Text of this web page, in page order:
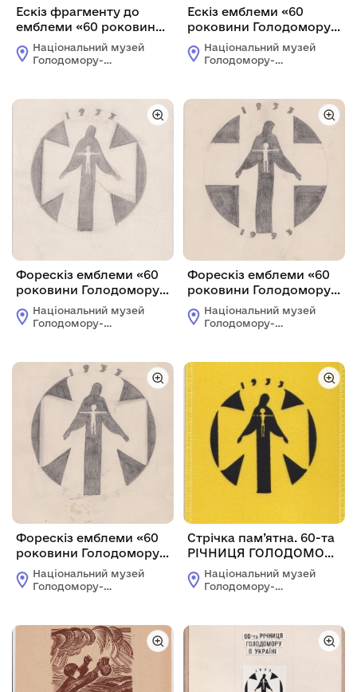
Ескіз фрагменту до
емблеми «60 роковини
Голодомору в Україні».
Національний музей
Голодомору-
Ескіз емблеми «60
роковини Голодомору в
Україні»
Національний музей
Голодомору-
Форескіз емблеми «60
роковини Голодомору в
Україні».
Національний музей
Голодомору-
Форескіз емблеми «60
роковини Голодомору в
Україні».
Національний музей
Голодомору-
Форескіз емблеми «60
роковини Голодомору в
Україні»
Національний музей
Голодомору-
Стрічка пам’ятна. 60-та
РІЧНИЦЯ ГОЛОДОМОРУ
В УКРАЇНІ. Дні скорботи
і пам’яті 10–12 ІХ 1993
Національний музей
Голодомору-